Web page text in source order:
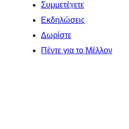
Συμμετέχετε
Εκδηλώσεις
Δωρίστε
Πέντε για το Μέλλον